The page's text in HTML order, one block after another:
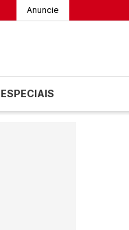
Anuncie
ESPECIAIS